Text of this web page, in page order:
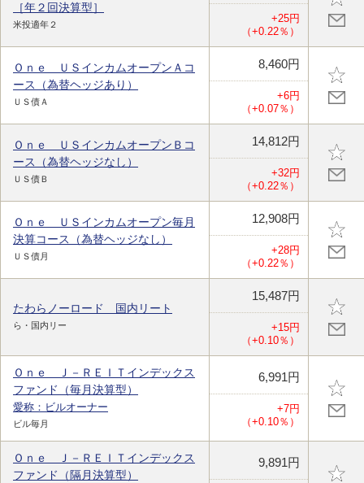
［年２回決算型］
米投適年２
+25円
（+0.22％）
Ｏｎｅ ＵＳインカムオープンＡコ
ース（為替ヘッジあり）
ＵＳ債Ａ
8,460円
+6円
（+0.07％）
Ｏｎｅ ＵＳインカムオープンＢコ
ース（為替ヘッジなし）
ＵＳ債Ｂ
14,812円
+32円
（+0.22％）
Ｏｎｅ ＵＳインカムオープン毎月
決算コース（為替ヘッジなし）
ＵＳ債月
12,908円
+28円
（+0.22％）
たわらノーロード 国内リート
ら・国内リー
15,487円
+15円
（+0.10％）
Ｏｎｅ Ｊ－ＲＥＩＴインデックス
ファンド（毎月決算型）
愛称：ビルオーナー
ビル毎月
6,991円
+7円
（+0.10％）
Ｏｎｅ Ｊ－ＲＥＩＴインデックス
ファンド（隔月決算型）
9,891円